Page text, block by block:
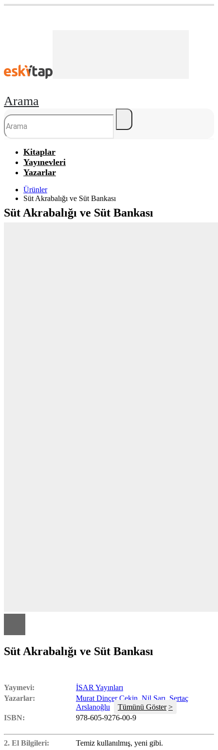
Arama
Kitaplar
Yayınevleri
Yazarlar
Ürünler
Süt Akrabalığı ve Süt Bankası
Süt Akrabalığı ve Süt Bankası
Süt Akrabalığı ve Süt Bankası
Yayınevi:
İSAR Yayınları
Yazarlar:
Murat Dinçer Çekin Nil Sarı Sertaç
Arslanoğlu
Tümünü Göster
ISBN:
978-605-9276-00-9
2. El Bilgileri: Temiz kullanılmış, yeni gibi.